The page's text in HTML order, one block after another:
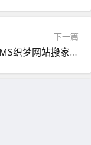
下一篇
DEDECMS织梦网站搬家两个快速更换服务器的方法